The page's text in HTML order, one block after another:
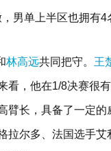
男单上半区也拥有4
林高远共同把守。 王
看，他在1/8决赛很
臂长，具备了一定的
拉尔多、法国选手艾